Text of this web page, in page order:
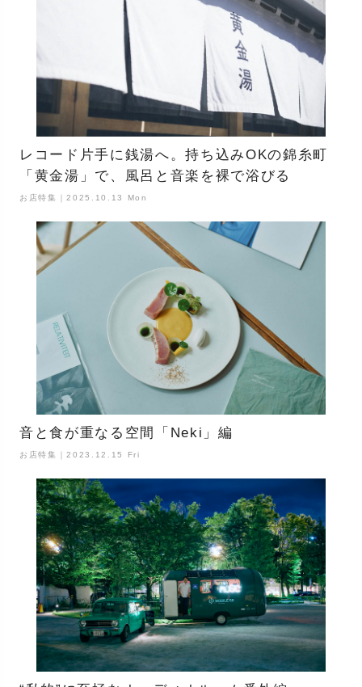
レコード片手に銭湯へ。持ち込みOKの錦糸町
「黄金湯」で、風呂と音楽を裸で浴びる
お店特集｜2025.10.13 Mon
音と食が重なる空間「Neki」編
お店特集｜2023.12.15 Fri